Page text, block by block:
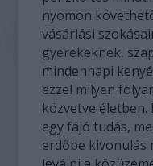
nyomon
vásárlási
gyerekeknek,
mindennapi
ezzel milyen
közvetve
egy fájó tudás,
erdőbe kivonulás